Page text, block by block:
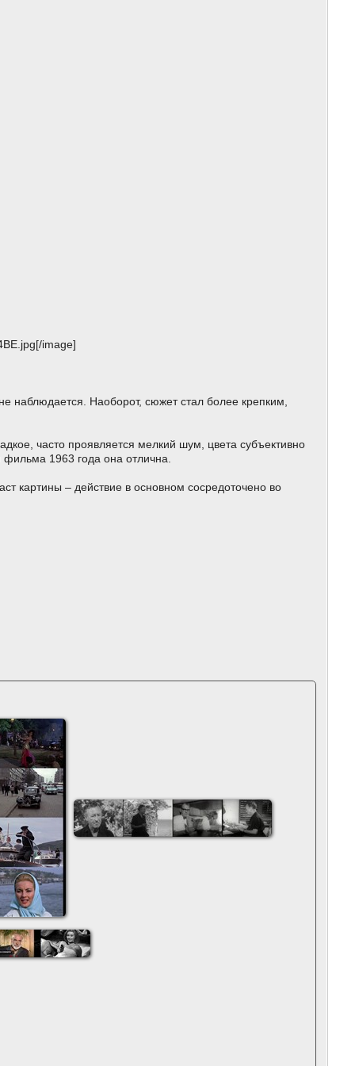
image]
наблюдается. Наоборот, сюжет стал более крепким,
часто проявляется мелкий шум, цвета субъективно
1963 года она отлична.
картины – действие в основном сосредоточено во